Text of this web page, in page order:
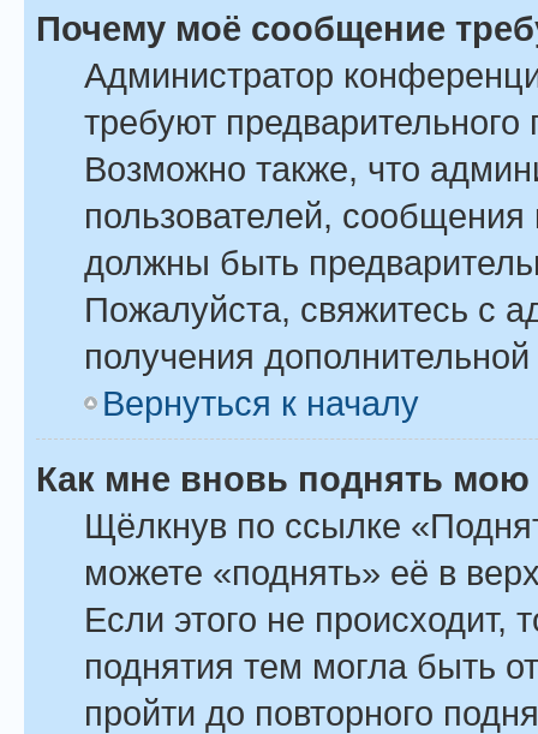
Почему моё сообщение
Администратор
требуют
Возможно также, что
пользователей,
должны быть
Пожалуйста, свяжитесь с
получения
Вернуться к началу
Как мне вновь поднять мою
Щёлкнув по ссылке
можете «поднять» её в
Если этого не происходит,
поднятия тем могла быть
пройти до повторного